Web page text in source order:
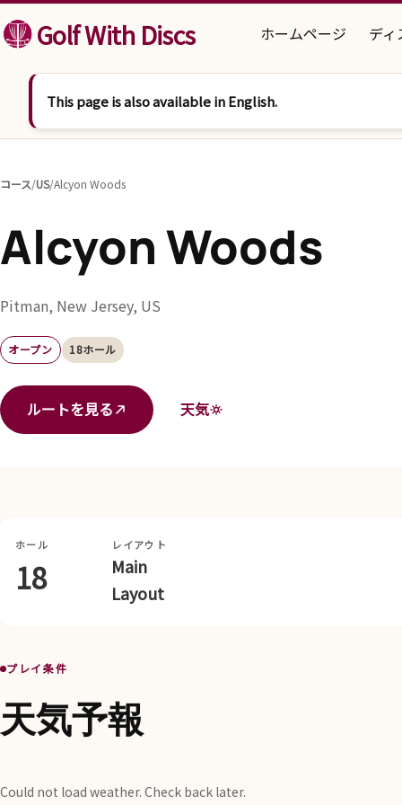
コンテンツへスキップ
Golf With Discs ホームページ デ
This page is also available in English.
コース/US/Alcyon Woods
Alcyon Woods
Pitman, New Jersey, US
オープン 18ホール
ルートを見る 天気
ホール
18
レイアウト
Main
Layout
プレイ条件
天気予報
Could not load weather. Check back later.